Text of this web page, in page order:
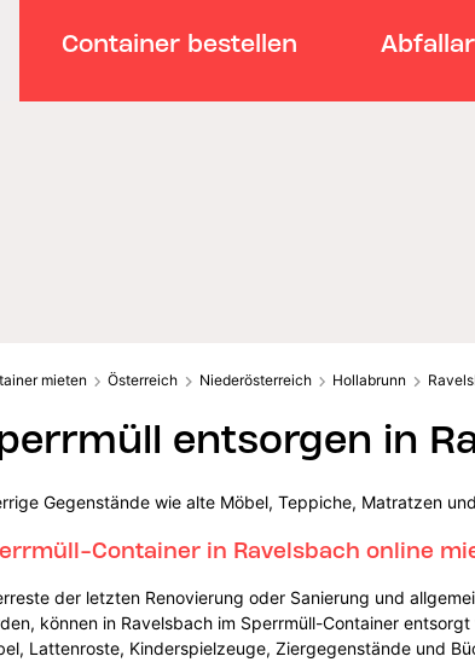
Container bestellen
mieten Österreich Niederösterreich Hollabrunn
entsorgen in
Gegenstände wie alte Möbel, Teppiche, Matratzen
Container in Ravelsbach online
der letzten Renovierung oder Sanierung und
können in Ravelsbach im Sperrmüll-Container
Lattenroste, Kinderspielzeuge, Ziergegenstände und